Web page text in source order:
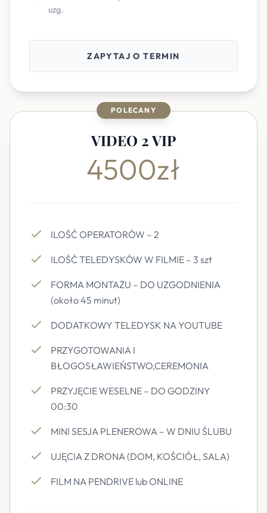
uzg.
ZAPYTAJ O TERMIN
POLECANY
VIDEO 2 VIP
4500zł
ILOŚĆ OPERATORÓW – 2
ILOŚĆ TELEDYSKÓW W FILMIE – 3 szt
FORMA MONTAŻU – DO UZGODNIENIA
(około 45 minut)
DODATKOWY TELEDYSK NA YOUTUBE
PRZYGOTOWANIA I
BŁOGOSŁAWIEŃSTWO,CEREMONIA
PRZYJĘCIE WESELNE – DO GODZINY
00:30
MINI SESJA PLENEROWA – W DNIU ŚLUBU
UJĘCIA Z DRONA (DOM, KOŚCIÓŁ, SALA)
FILM NA PENDRIVE lub ONLINE